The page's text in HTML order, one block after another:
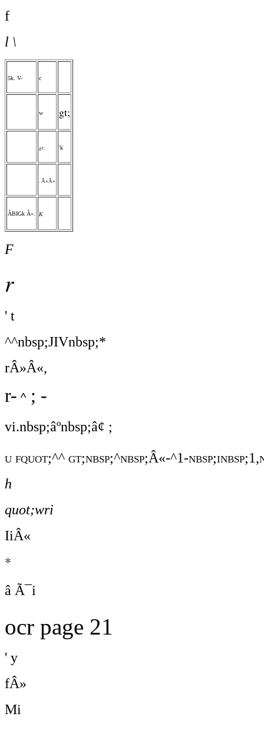
f
l \
5k. V- c
w gt;
gt; 'k
Â»Â»
ÃBIGk Â«. K
F
r
' t
^^nbsp;JIVnbsp;*
rÂ»Â«,
r- ^ ; -
vi.nbsp;âºnbsp;â¢ ;
u fquot;^^ gt;nbsp;^nbsp;Â«-^1-
h
quot;wri
IiÂ«
*
â Ã¯i
ocr page 21
' y
fÂ»
Mi